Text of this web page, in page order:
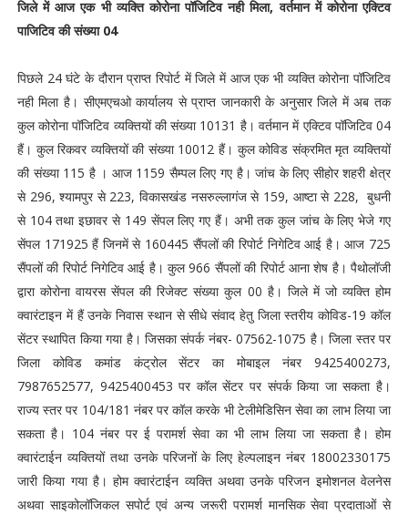
जिले में आज एक भी व्यक्ति कोरोना पॉजिटिव नही मिला, वर्तमान में कोरोना एक्टिव
पाजिटिव की संख्या 04
पिछले 24 घंटे के दौरान प्राप्त रिपोर्ट में जिले में आज एक भी व्यक्ति कोरोना पॉजिटिव
नही मिला है। सीएमएचओ कार्यालय से प्राप्त जानकारी के अनुसार जिले में अब तक
कुल कोरोना पॉजिटिव व्यक्तियों की संख्या 10131 है। वर्तमान में एक्टिव पॉजिटिव 04
हैं। कुल रिकवर व्यक्तियों की संख्या 10012 हैं। कुल कोविड संक्रमित मृत व्यक्तियों
की संख्या 115 है । आज 1159 सैम्पल लिए गए है। जांच के लिए सीहोर शहरी क्षेत्र
से 296, श्यामपुर से 223, विकासखंड नसरुल्लागंज से 159, आष्टा से 228, बुधनी
से 104 तथा इछावर से 149 सेंपल लिए गए हैं। अभी तक कुल जांच के लिए भेजे गए
सेंपल 171925 हैं जिनमें से 160445 सैंपलों की रिपोर्ट निगेटिव आई है। आज 725
सैंपलों की रिपोर्ट निगेटिव आई है। कुल 966 सैंपलों की रिपोर्ट आना शेष है। पैथोलॉजी
द्वारा कोरोना वायरस सेंपल की रिजेक्ट संख्या कुल 00 है। जिले में जो व्यक्ति होम
क्वारंटाइन में हैं उनके निवास स्थान से सीधे संवाद हेतु जिला स्तरीय कोविड-19 कॉल
सेंटर स्थापित किया गया है। जिसका संपर्क नंबर- 07562-1075 है। जिला स्तर पर
जिला कोविड कमांड कंट्रोल सेंटर का मोबाइल नंबर 9425400273,
7987652577, 9425400453 पर कॉल सेंटर पर संपर्क किया जा सकता है।
राज्य स्तर पर 104/181 नंबर पर कॉल करके भी टेलीमेडिसिन सेवा का लाभ लिया जा
सकता है। 104 नंबर पर ई परामर्श सेवा का भी लाभ लिया जा सकता है। होम
क्वारंटाईन व्यक्तियों तथा उनके परिजनों के लिए हेल्पलाइन नंबर 18002330175
जारी किया गया है। होम क्वारंटाईन व्यक्ति अथवा उनके परिजन इमोशनल वेलनेस
अथवा साइकोलॉजिकल सपोर्ट एवं अन्य जरूरी परामर्श मानसिक सेवा प्रदाताओं से